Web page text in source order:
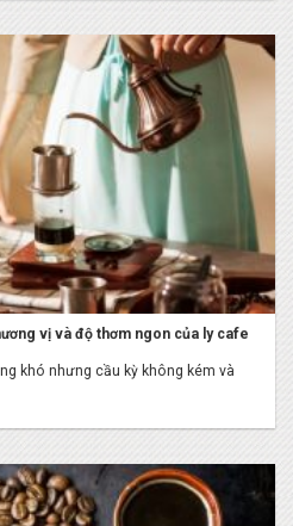
vị và độ thơm ngon của ly cafe
khó nhưng cầu kỳ không kém và